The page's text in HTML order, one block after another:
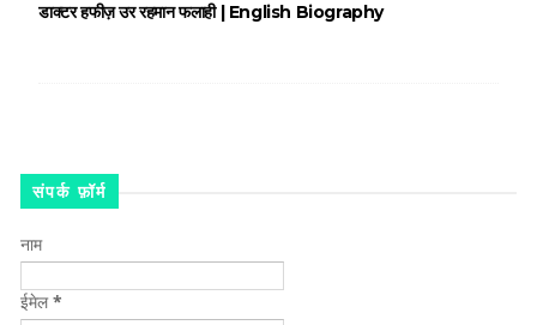
डाक्टर हफीज़ उर रहमान फलाही | English Biography
संपर्क फ़ॉर्म
नाम
ईमेल*